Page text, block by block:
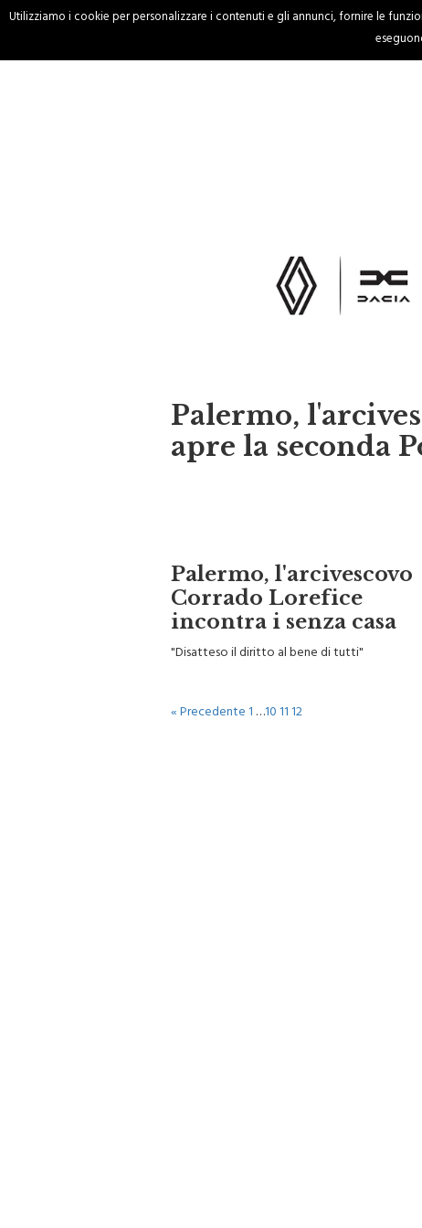
HOME CRONACA
Palermo,
apre la seconda
Palermo, l'arcivescovo
Corrado Lorefice
incontra i senza casa
"Disatteso il diritto al bene di tutti"
« Precedente1 101112
Utilizziamo i cookie per personalizzare i contenuti e gli annunci, fornire le